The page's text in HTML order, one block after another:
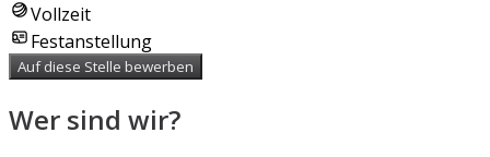
Vollzeit
Festanstellung
Auf diese Stelle bewerben
Wer sind wir?